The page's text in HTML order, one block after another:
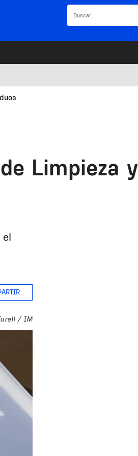
Limpieza y
/ IM